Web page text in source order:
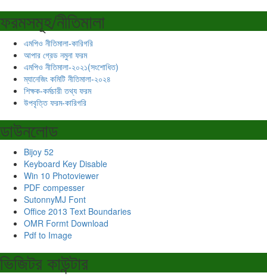
ফরমসমূহ/নীতিমালা
এমপিও নীতিমালা-কারিগরি
আপার গ্রেড নমুনা ফরম
এমপিও নীতিমালা-২০২১(সংশোধিত)
ম্যানেজিং কমিটি নীতিমালা-২০২৪
শিক্ষক-কর্মচারী তথ্য ফরম
উপবৃত্তি ফরম-কারিগরি
ডাউনলোড
Bijoy 52
Keyboard Key Disable
Win 10 Photoviewer
PDF compesser
SutonnyMJ Font
Office 2013 Text Boundaries
OMR Formt Download
Pdf to Image
ভিজিটর কাউন্টার